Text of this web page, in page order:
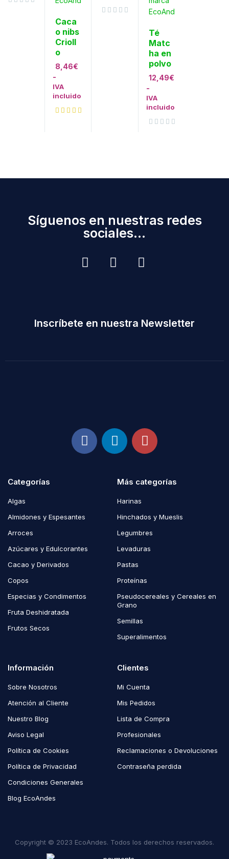
Caca
o nibs
Crioll
o
8,46€
-
IVA
incluido
Té
Matc
ha en
polvo
12,49€
-
IVA
incluido
Síguenos en nuestras redes
sociales...
Inscríbete en nuestra Newsletter
Categorías
Algas
Almidones y Espesantes
Arroces
Azúcares y Edulcorantes
Cacao y Derivados
Copos
Especias y Condimentos
Fruta Deshidratada
Frutos Secos
Más categorías
Harinas
Hinchados y Mueslis
Legumbres
Levaduras
Pastas
Proteínas
Pseudocereales y Cereales en
Grano
Semillas
Superalimentos
Información
Sobre Nosotros
Atención al Cliente
Nuestro Blog
Aviso Legal
Política de Cookies
Política de Privacidad
Condiciones Generales
Blog EcoAndes
Clientes
Mi Cuenta
Mis Pedidos
Lista de Compra
Profesionales
Reclamaciones o Devoluciones
Contraseña perdida
Copyright © 2023 EcoAndes. Todos los derechos reservados.